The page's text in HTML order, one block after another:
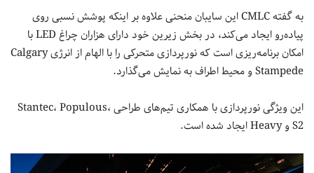
به گفته CMLC این سایبان منحنی علاوه بر اینکه پوشش نسبی روی
پیاده‌رو ایجاد می‌کند، در بخش زیرین خود دارای هزاران چراغ LED با
امکان برنامه‌ریزی است که نورپردازی متحرکی را با الهام از انرژی Calgary
Stampede و محیط اطراف به نمایش می‌گذارد.
این ویژگی نورپردازی با همکاری تیم‌های طراحی Stantec، Populous،
S2 و Heavy ایجاد شده است.